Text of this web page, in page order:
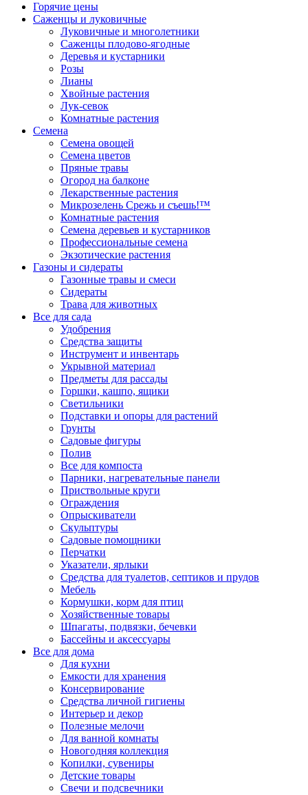
Горячие цены
Саженцы и луковичные
Луковичные и многолетники
Саженцы плодово-ягодные
Деревья и кустарники
Розы
Лианы
Хвойные растения
Лук-севок
Комнатные растения
Семена
Семена овощей
Семена цветов
Пряные травы
Огород на балконе
Лекарственные растения
Микрозелень Срежь и съешь!™
Комнатные растения
Семена деревьев и кустарников
Профессиональные семена
Экзотические растения
Газоны и сидераты
Газонные травы и смеси
Сидераты
Трава для животных
Все для сада
Удобрения
Средства защиты
Инструмент и инвентарь
Укрывной материал
Предметы для рассады
Горшки, кашпо, ящики
Светильники
Подставки и опоры для растений
Грунты
Садовые фигуры
Полив
Все для компоста
Парники, нагревательные панели
Приствольные круги
Ограждения
Опрыскиватели
Скульптуры
Садовые помощники
Перчатки
Указатели, ярлыки
Средства для туалетов, септиков и прудов
Мебель
Кормушки, корм для птиц
Хозяйственные товары
Шпагаты, подвязки, бечевки
Бассейны и аксессуары
Все для дома
Для кухни
Емкости для хранения
Консервирование
Средства личной гигиены
Интерьер и декор
Полезные мелочи
Для ванной комнаты
Новогодняя коллекция
Копилки, сувениры
Детские товары
Свечи и подсвечники